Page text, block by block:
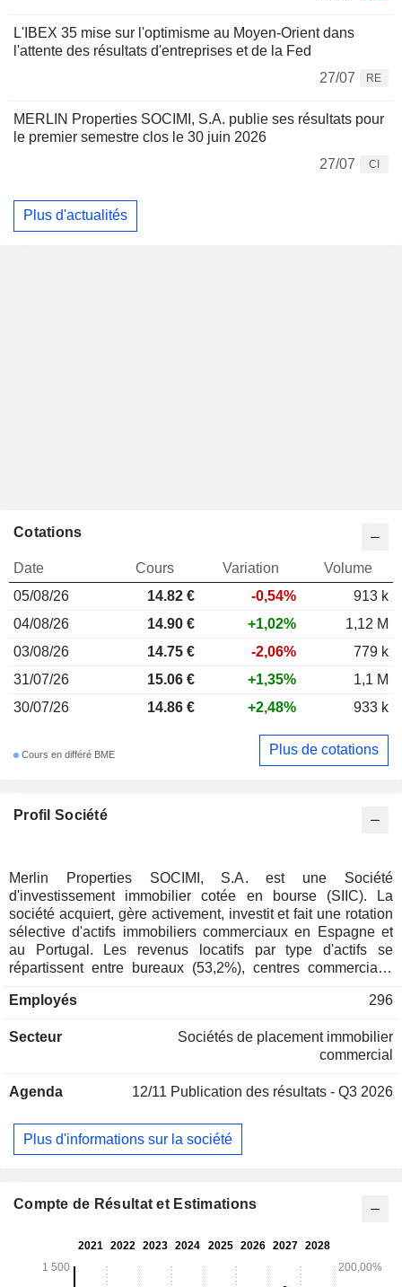
L'IBEX 35 mise sur l'optimisme au Moyen-Orient dans
l'attente des résultats d'entreprises et de la Fed
27/07
RE
MERLIN Properties SOCIMI, S.A. publie ses résultats pour
le premier semestre clos le 30 juin 2026
27/07
CI
Plus d'actualités
Profil Société
Merlin Properties SOCIMI, S.A. est une Société
d'investissement immobilier cotée en bourse (SIIC). La
société acquiert, gère activement, investit et fait une rotation
sélective d'actifs immobiliers commerciaux en Espagne et
au Portugal. Les revenus locatifs par type d'actifs se
répartissent entre bureaux (53,2%), centres commerciaux
(6,1%) et autres (0,1%). En 2025, le portefeuille d'actifs de
générait 509,8 MEUR de revenus locatifs. La société vise à
rémunérer les actionnaires par une combinaison de
l'EPRA NAV de la société.
Employés 296
Secteur
Sociétés de placement immobilier
commercial
Agenda 12/11 Publication des résultats - Q3 2026
Plus d'informations sur la société
Cotations
Date Cours Variation
Volume
05/08/26
14.82 € -0,54%
913 k
04/08/26
14.90 € +1,02%
1,12 M
03/08/26
14.75 € -2,06%
779 k
31/07/26
15.06 € +1,35%
1,1 M
30/07/26
14.86 € +2,48% 933 k
Cours en différé BME Plus de cotations
Compte de Résultat et Estimations